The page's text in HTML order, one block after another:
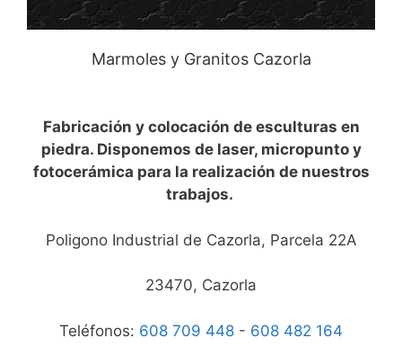
Marmoles y Granitos Cazorla
Fabricación y colocación de esculturas en
piedra. Disponemos de laser, micropunto y
fotocerámica para la realización de nuestros
trabajos.
Poligono Industrial de Cazorla, Parcela 22A
23470, Cazorla
Teléfonos: 608 709 448 - 608 482 164